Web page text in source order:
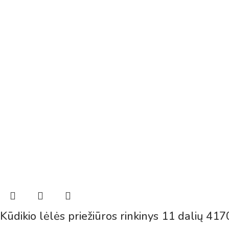
Kūdikio lėlės priežiūros rinkinys 11 dalių